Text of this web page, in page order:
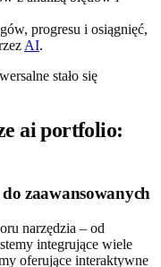
progresu i osiągnięć,
AI.
stało się
ai portfolio:
zaawansowanych
narzędzia – od
integrujące wiele
oferujące interaktywne